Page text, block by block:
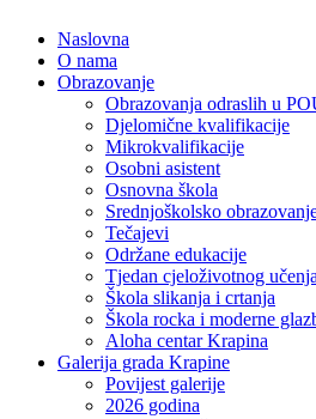
Naslovna
O nama
Obrazovanje
Obrazovanja odraslih u
Djelomične kvalifikacije
Mikrokvalifikacije
Osobni asistent
Osnovna škola
Srednjoškolsko
Tečajevi
Održane edukacije
Tjedan cjeloživotnog učenja
Škola slikanja i crtanja
Škola rocka i moderne
Aloha centar Krapina
Galerija grada Krapine
Povijest galerije
2026 godina